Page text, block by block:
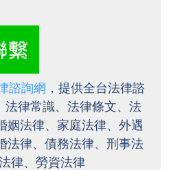
諮詢網 ，提供全台法律諮
法律常識、 法律條文、 法
姻法律、 家庭法律、 外遇
法律、 債務法律、刑事法
律、勞資法律